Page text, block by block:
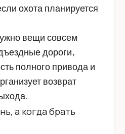
охота планируется
вещи совсем
дороги,
полного привода и
возврат
а когда брать